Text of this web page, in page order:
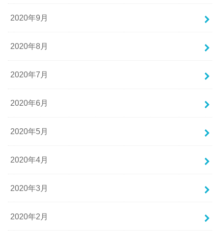
2020年9月
2020年8月
2020年7月
2020年6月
2020年5月
2020年4月
2020年3月
2020年2月